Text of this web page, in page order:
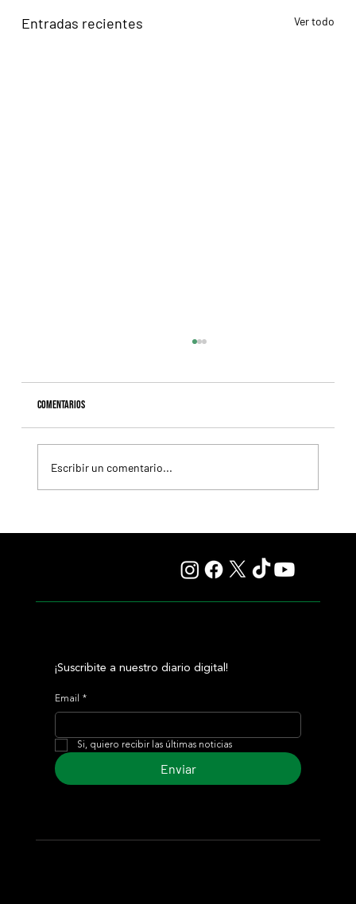
Entradas recientes Ver todo
Comentarios
Escribir un comentario...
¡Suscribite a nuestro diario digital!
Email *
Si, quiero recibir las últimas noticias
Enviar